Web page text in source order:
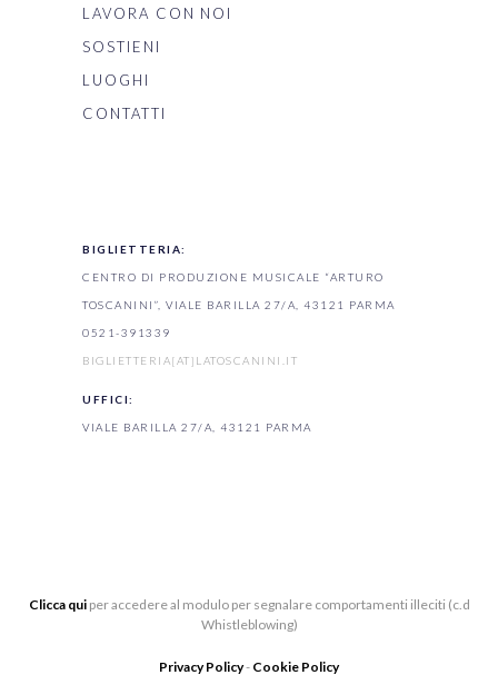
LAVORA CON NOI
SOSTIENI
LUOGHI
CONTATTI
BIGLIETTERIA:
CENTRO DI PRODUZIONE MUSICALE “ARTURO
TOSCANINI”, VIALE BARILLA 27/A, 43121 PARMA
0521-391339
BIGLIETTERIA[AT]LATOSCANINI.IT
UFFICI:
VIALE BARILLA 27/A, 43121 PARMA
Clicca quiper accedere al modulo per segnalare comportamenti illeciti (c.d
Whistleblowing)
Privacy Policy- Cookie Policy